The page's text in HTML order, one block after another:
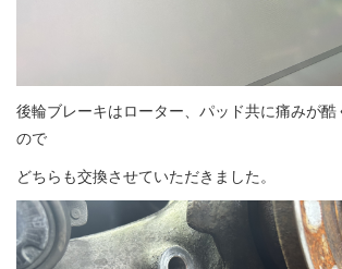
後輪ブレーキはローター、パッド共に痛みが酷
ので
どちらも交換させていただきました。